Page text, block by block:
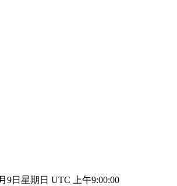
9日星期日 UTC 上午9:00:00